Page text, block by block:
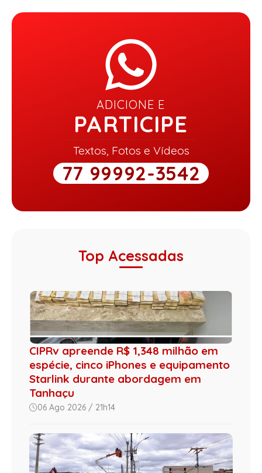
ADICIONE E
PARTICIPE
Textos, Fotos e Vídeos
77 99992-3542
Top Acessadas
CIPRv apreende R$ 1,348 milhão em
espécie, cinco iPhones e equipamento
Starlink durante abordagem em
Tanhaçu
06 Ago 2026 / 21h14